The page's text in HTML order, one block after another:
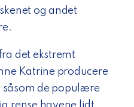
og andet
det ekstremt
Katrine producere
såsom de populære